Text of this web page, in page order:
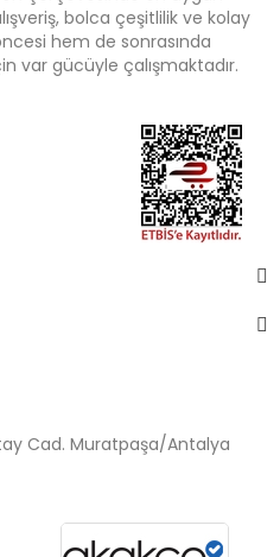
bolca çeşitlilik ve kolay
hem de sonrasında
var gücüyle çalışmaktadır.
Cad. Muratpaşa/Antalya